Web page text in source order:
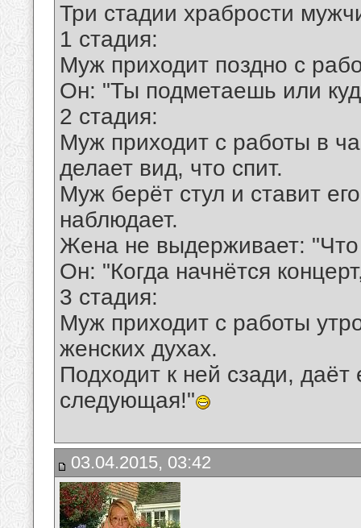
Три стадии храбрости
1 стадия:
Муж приходит поздно с
Он: "Ты подметаешь или
2 стадия:
Муж приходит с работы в
делает вид, что спит.
Муж берёт стул и ставит
наблюдает.
Жена не выдерживает:
Он: "Когда начнётся
3 стадия:
Муж приходит с работы
женских духах.
Подходит к ней сзади,
следующая!"
03.04.2015, 03:42